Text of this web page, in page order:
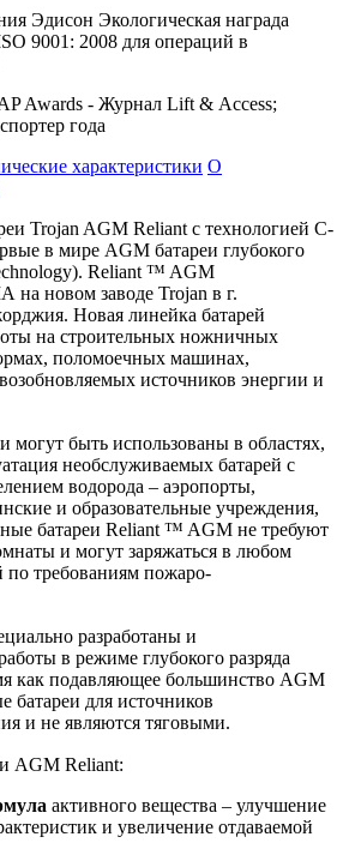
Эдисон Экологическая награда
9001: 2008 для операций в
Awards - Журнал Lift & Access;
года
характеристики О
Trojan AGM Reliant с технологией C-
в мире AGM батареи глубокого
Reliant ™ AGM
на новом заводе Trojan в г.
Новая линейка батарей
на строительных ножничных
поломоечных машинах,
источников энергии и
быть использованы в областях,
необслуживаемых батарей с
водорода – аэропорты,
и образовательные учреждения,
батареи Reliant ™ AGM не требуют
и могут заряжаться в любом
по требованиям пожаро-
разработаны и
в режиме глубокого разряда
как подавляющее большинство AGM
батареи для источников
и не являются тяговыми.
AGM Reliant:
активного вещества – улучшение
и увеличение отдаваемой